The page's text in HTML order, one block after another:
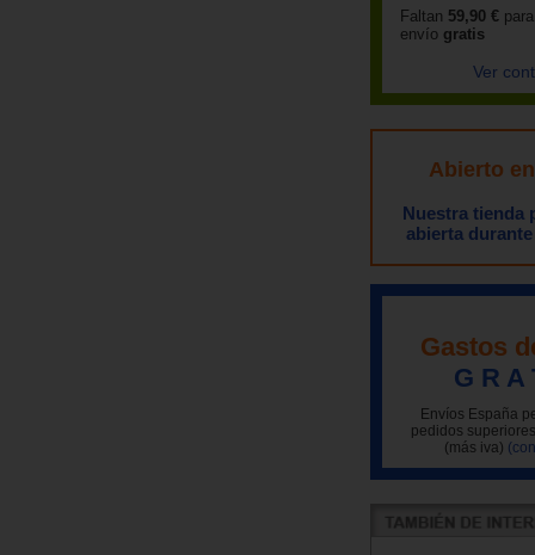
Faltan 59,90 €
envío gratis
Ver
Abierto
Nuestra tienda
abierta
Gastos
G R A
Envíos España
pedidos
(más iva)